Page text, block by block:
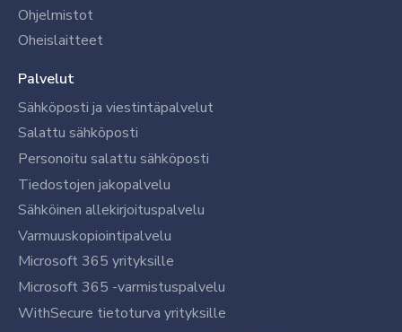
Ohjelmistot
Oheislaitteet
Palvelut
Sähköposti ja viestintäpalvelut
Salattu sähköposti
Personoitu salattu sähköposti
Tiedostojen jakopalvelu
Sähköinen allekirjoituspalvelu
Varmuuskopiointipalvelu
Microsoft 365 yrityksille
Microsoft 365 -varmistuspalvelu
WithSecure tietoturva yrityksille